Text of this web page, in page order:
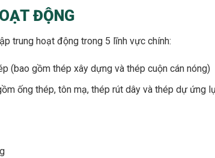
ĐỘNG
trung hoạt động trong 5 lĩnh vực chính:
(bao gồm thép xây dựng và thép cuộn cán nóng)
ống thép, tôn mạ, thép rút dây và thép dự ứng